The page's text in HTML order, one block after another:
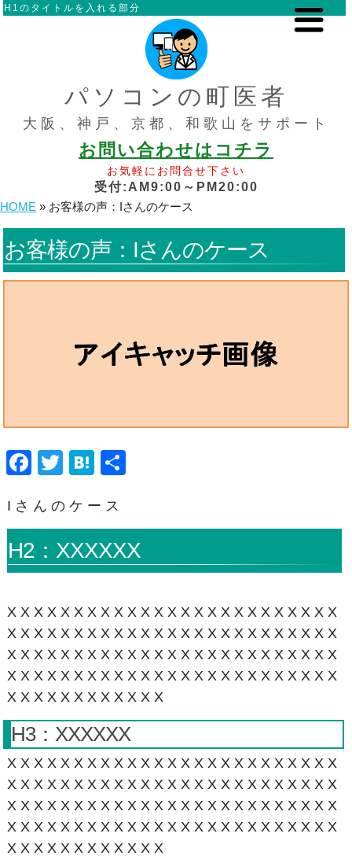
H1のタイトルを入れる部分
パソコンの町医者
大阪、神戸、京都、和歌山をサポート
お問い合わせはコチラ
お気軽にお問合せ下さい
受付:AM9:00～PM20:00
HOME » お客様の声：Iさんのケース
お客様の声：Iさんのケース
F
c
e
b
o
k
T
tt
er
H
e
n
a
Iさんのケース
H2：XXXXXX
XXXXXXXXXXXXXXXXXXXXXXXXX
XXXXXXXXXXXXXXXXXXXXXXXXX
XXXXXXXXXXXXXXXXXXXXXXXXX
XXXXXXXXXXXXXXXXXXXXXXXXX
XXXXXXXXXXXX
H3：XXXXXX
XXXXXXXXXXXXXXXXXXXXXXXXX
XXXXXXXXXXXXXXXXXXXXXXXXX
XXXXXXXXXXXXXXXXXXXXXXXXX
XXXXXXXXXXXXXXXXXXXXXXXXX
XXXXXXXXXXXX